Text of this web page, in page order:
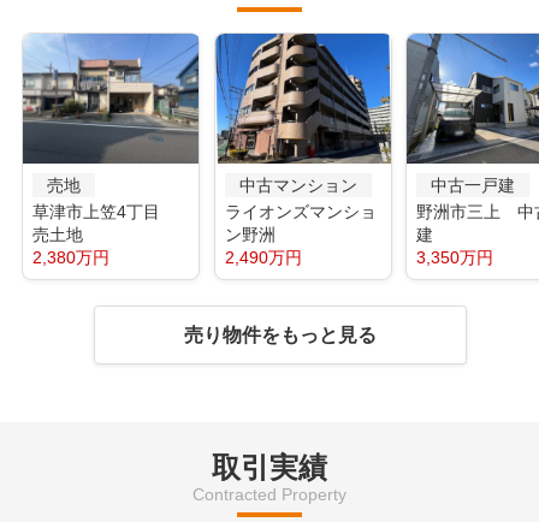
売地
草津市上笠4丁目
売土地
2,380万円
中古マンション
ライオンズマンショ
ン野洲
2,490万円
中古一戸建
野洲市三上 中
建
3,350万円
売り物件をもっと見る
取引実績
Contracted Property